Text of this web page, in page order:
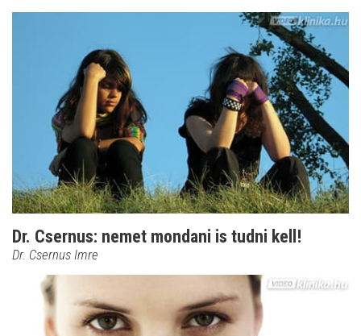
Dr. Csernus: nemet mondani is tudni kell!
Dr. Csernus Imre